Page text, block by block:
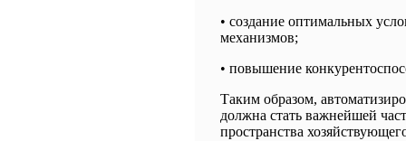
• создание оптимальных
механизмов;
• повышение
Таким образом,
должна стать важнейшей
пространства